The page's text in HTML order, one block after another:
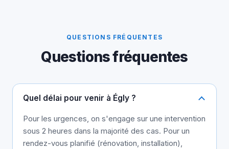
QUESTIONS FRÉQUENTES
Questions fréquentes
Quel délai pour venir à Égly ?
Pour les urgences, on s'engage sur une intervention
sous 2 heures dans la majorité des cas. Pour un
rendez-vous planifié (rénovation, installation),